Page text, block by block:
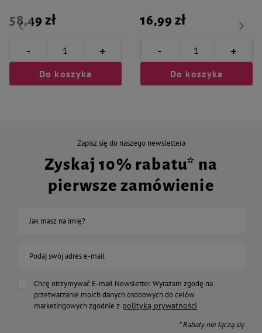
58,49 zł
- +
Do koszyka
16,99 zł
- +
Do koszyka
Zapisz się do naszego newslettera
Zyskaj 10% rabatu* na
pierwsze zamówienie
Jak masz na imię?
Podaj swój adres e-mail
Chcę otrzymywać E-mail Newsletter. Wyrażam zgodę na
przetwarzanie moich danych osobowych do celów
marketingowych zgodnie z polityką prywatności
* Rabaty nie łączą się